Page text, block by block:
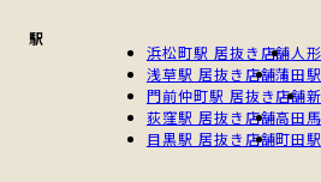
駅
浜松町駅 居抜き店舗人
浅草駅 居抜き店舗蒲田
門前仲町駅 居抜き店舗
荻窪駅 居抜き店舗高田
目黒駅 居抜き店舗町田